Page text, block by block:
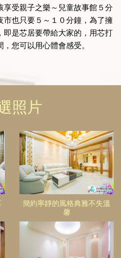
享受親子之樂～兒童故事館５分
市也只要５～１０分鐘，為了擁
即是芯居要帶給大家的，用芯打
您可以用心體會感受。
照片
簡約寧靜的風格典雅不失溫
馨